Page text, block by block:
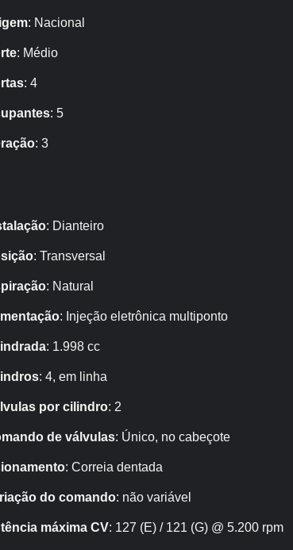
: Nacional
: Médio
: 4
: 5
: 3
: Dianteiro
: Transversal
: Natural
: Injeção eletrônica multiponto
: 1.998 cc
: 4, em linha
por cilindro: 2
de válvulas: Único, no cabeçote
: Correia dentada
do comando: não variável
máxima CV: 127 (E) / 121 (G) @ 5.200 rpm